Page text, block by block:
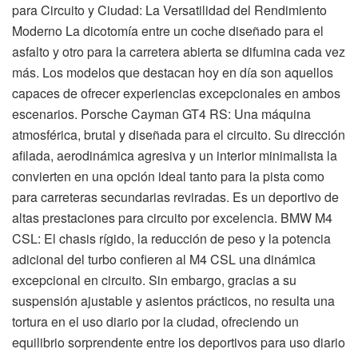
para Circuito y Ciudad: La Versatilidad del Rendimiento
Moderno La dicotomía entre un coche diseñado para el
asfalto y otro para la carretera abierta se difumina cada vez
más. Los modelos que destacan hoy en día son aquellos
capaces de ofrecer experiencias excepcionales en ambos
escenarios. Porsche Cayman GT4 RS: Una máquina
atmosférica, brutal y diseñada para el circuito. Su dirección
afilada, aerodinámica agresiva y un interior minimalista la
convierten en una opción ideal tanto para la pista como
para carreteras secundarias reviradas. Es un deportivo de
altas prestaciones para circuito por excelencia. BMW M4
CSL: El chasis rígido, la reducción de peso y la potencia
adicional del turbo confieren al M4 CSL una dinámica
excepcional en circuito. Sin embargo, gracias a su
suspensión ajustable y asientos prácticos, no resulta una
tortura en el uso diario por la ciudad, ofreciendo un
equilibrio sorprendente entre los deportivos para uso diario